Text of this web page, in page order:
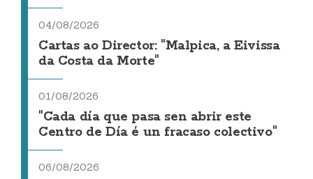
04/08/2026
Cartas ao Director: "Malpica, a Eivissa
da Costa da Morte"
01/08/2026
"Cada día que pasa sen abrir este
Centro de Día é un fracaso colectivo"
06/08/2026